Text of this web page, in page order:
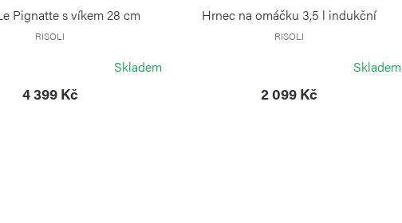
Pignatte s víkem 28 cm
RISOLI
Skladem
4 399 Kč
Hrnec na omáčku 3,5 l indukční
RISOLI
Skladem
2 099 Kč